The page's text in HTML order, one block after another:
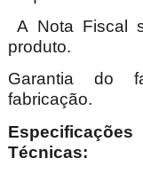
A Nota Fiscal
produto.
Garantia do
fabricação.
Especificações